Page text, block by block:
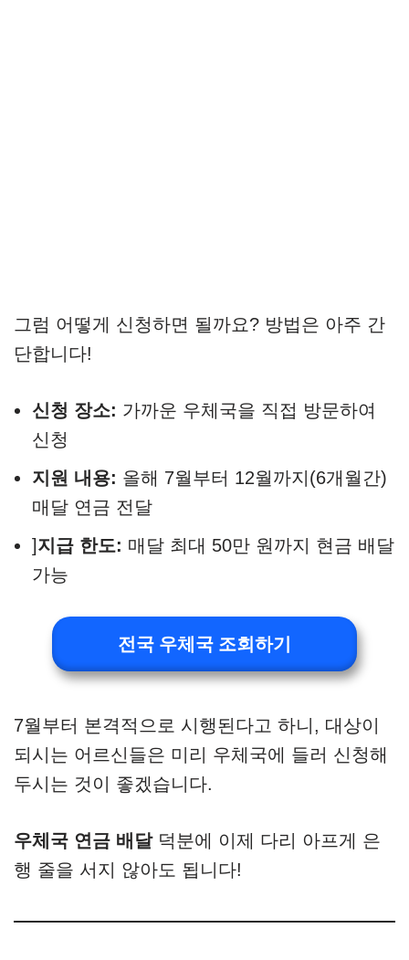
그럼 어떻게 신청하면 될까요? 방법은 아주 간
단합니다!
신청 장소: 가까운 우체국을 직접 방문하여
신청
지원 내용: 올해 7월부터 12월까지(6개월간)
매달 연금 전달
]지급 한도: 매달 최대 50만 원까지 현금 배달
가능
전국 우체국 조회하기
7월부터 본격적으로 시행된다고 하니, 대상이
되시는 어르신들은 미리 우체국에 들러 신청해
두시는 것이 좋겠습니다.
우체국 연금 배달덕분에 이제 다리 아프게 은
행 줄을 서지 않아도 됩니다!